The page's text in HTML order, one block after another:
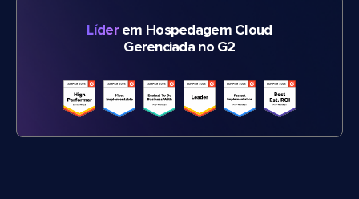
Líderem Hospedagem Cloud
Gerenciada no G2